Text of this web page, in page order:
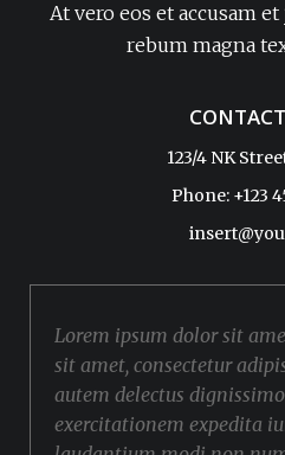
At vero eos et accusam
rebum magna
123/4 NK
Phone: +123
Lorem ipsum dolor sit
sit amet, consectetur
autem delectus
exercitationem expedita